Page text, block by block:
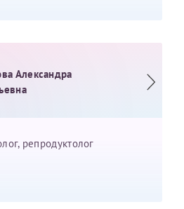
Александра
репродуктолог